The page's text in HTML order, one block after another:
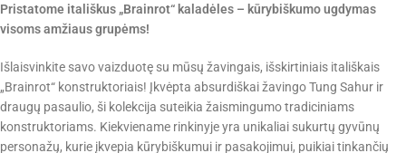
Pristatome itališkus „Brainrot“ kaladėles – kūrybiškumo ugdymas
visoms amžiaus grupėms!
Išlaisvinkite savo vaizduotę su mūsų žavingais, išskirtiniais itališkais
„Brainrot“ konstruktoriais! Įkvėpta absurdiškai žavingo Tung Sahur ir
draugų pasaulio, ši kolekcija suteikia žaismingumo tradiciniams
konstruktoriams. Kiekviename rinkinyje yra unikaliai sukurtų gyvūnų
personažų, kurie įkvepia kūrybiškumui ir pasakojimui, puikiai tinkančių